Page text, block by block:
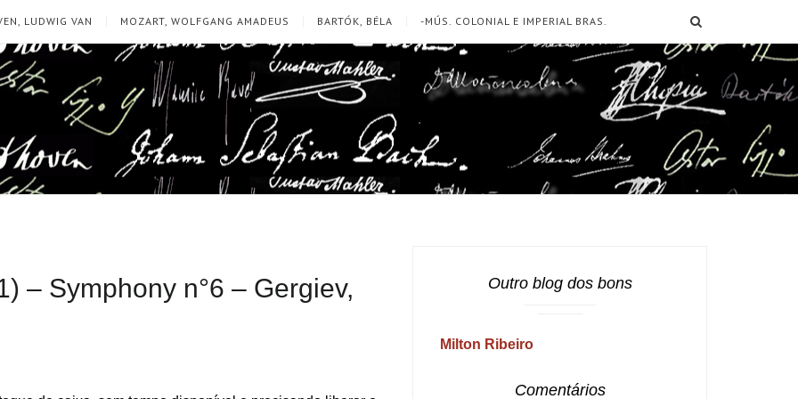
LUDWIG VAN MOZART, WOLFGANG AMADEUS BARTÓK, BÉLA -MÚS. COLONIAL E IMPERIAL BRAS.
– Symphony n°6 – Gergiev,
Outro blog dos bons
Milton Ribeiro
Comentários